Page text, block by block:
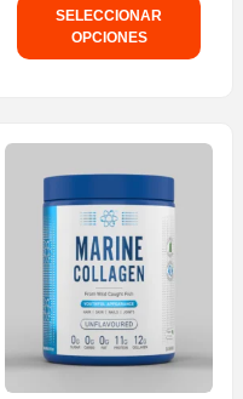
SELECCIONAR
OPCIONES
tiene
múltiples
variantes.
Las
opciones
se
pueden